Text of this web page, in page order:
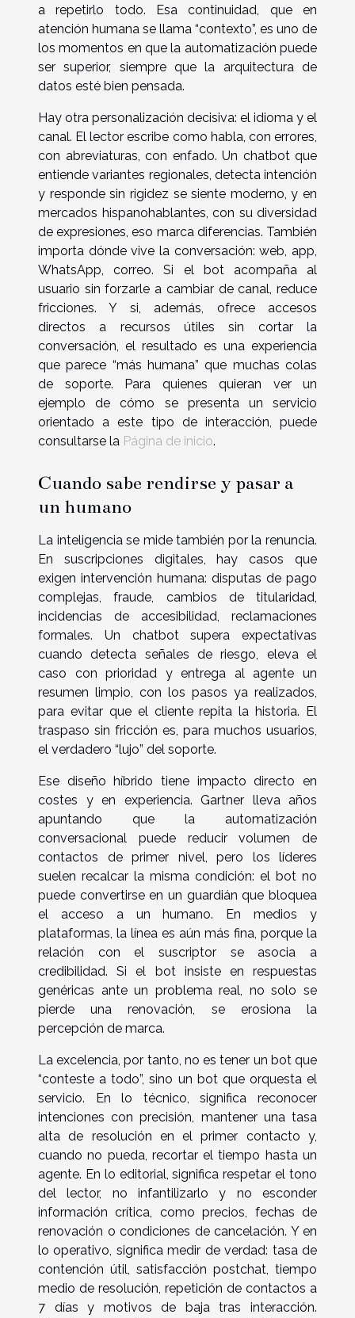
a repetirlo todo. Esa continuidad, que en
atención humana se llama “contexto”, es uno de
los momentos en que la automatización puede
ser superior, siempre que la arquitectura de
datos esté bien pensada.
Hay otra personalización decisiva: el idioma y el
canal. El lector escribe como habla, con errores,
con abreviaturas, con enfado. Un chatbot que
entiende variantes regionales, detecta intención
y responde sin rigidez se siente moderno, y en
mercados hispanohablantes, con su diversidad
de expresiones, eso marca diferencias. También
importa dónde vive la conversación: web, app,
WhatsApp, correo. Si el bot acompaña al
usuario sin forzarle a cambiar de canal, reduce
fricciones. Y si, además, ofrece accesos
directos a recursos útiles sin cortar la
conversación, el resultado es una experiencia
que parece “más humana” que muchas colas
de soporte. Para quienes quieran ver un
ejemplo de cómo se presenta un servicio
orientado a este tipo de interacción, puede
consultarse la Página de inicio.
Cuando sabe rendirse y pasar a
un humano
La inteligencia se mide también por la renuncia.
En suscripciones digitales, hay casos que
exigen intervención humana: disputas de pago
complejas, fraude, cambios de titularidad,
incidencias de accesibilidad, reclamaciones
formales. Un chatbot supera expectativas
cuando detecta señales de riesgo, eleva el
caso con prioridad y entrega al agente un
resumen limpio, con los pasos ya realizados,
para evitar que el cliente repita la historia. El
traspaso sin fricción es, para muchos usuarios,
el verdadero “lujo” del soporte.
Ese diseño híbrido tiene impacto directo en
costes y en experiencia. Gartner lleva años
apuntando que la automatización
conversacional puede reducir volumen de
contactos de primer nivel, pero los líderes
suelen recalcar la misma condición: el bot no
puede convertirse en un guardián que bloquea
el acceso a un humano. En medios y
plataformas, la línea es aún más fina, porque la
relación con el suscriptor se asocia a
credibilidad. Si el bot insiste en respuestas
genéricas ante un problema real, no solo se
pierde una renovación, se erosiona la
percepción de marca.
La excelencia, por tanto, no es tener un bot que
“conteste a todo”, sino un bot que orquesta el
servicio. En lo técnico, significa reconocer
intenciones con precisión, mantener una tasa
alta de resolución en el primer contacto y,
cuando no pueda, recortar el tiempo hasta un
agente. En lo editorial, significa respetar el tono
del lector, no infantilizarlo y no esconder
información crítica, como precios, fechas de
renovación o condiciones de cancelación. Y en
lo operativo, significa medir de verdad: tasa de
contención útil, satisfacción postchat, tiempo
medio de resolución, repetición de contactos a
7 días y motivos de baja tras interacción.